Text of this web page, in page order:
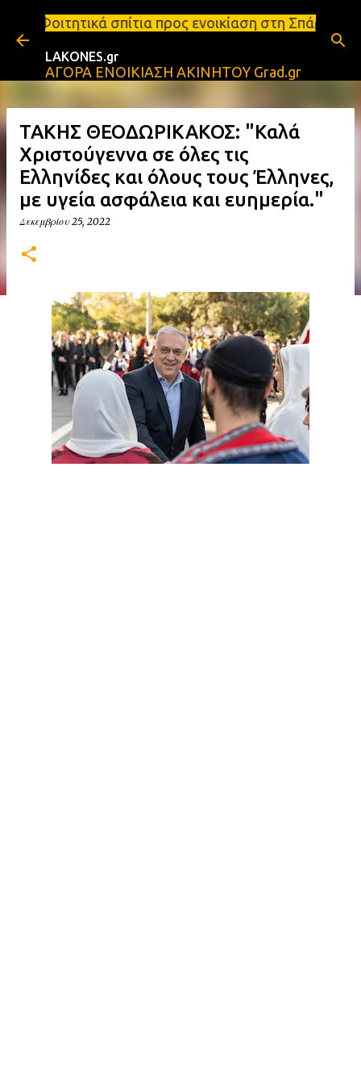
Μετάβαση στο κύριο περιεχόμενο
προς ενοικίαση στη Σπάρτη Ενοικιάσεις
LAKONES.gr
ΑΓΟΡΑ ΕΝΟΙΚΙΑΣΗ ΑΚΙΝΗΤΟΥ Grad.gr
ΤΑΚΗΣ ΘΕΟΔΩΡΙΚΑΚΟΣ: "Καλά
Χριστούγεννα σε όλες τις
Ελληνίδες και όλους τους Έλληνες,
με υγεία ασφάλεια και ευημερία."
Δεκεμβρίου 25, 2022